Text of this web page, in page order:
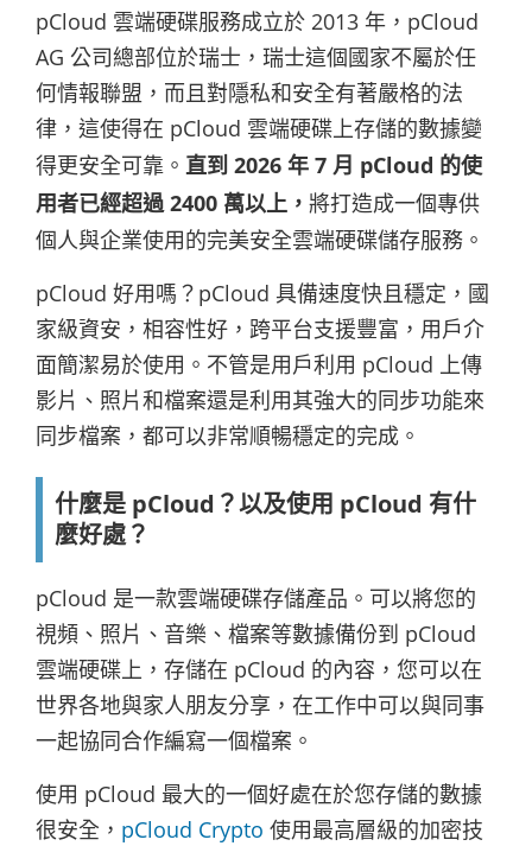
pCloud 雲端硬碟服務成立於 2013 年，pCloud
AG 公司總部位於瑞士，瑞士這個國家不屬於任
何情報聯盟，而且對隱私和安全有著嚴格的法
律，這使得在 pCloud 雲端硬碟上存儲的數據變
得更安全可靠。 直到 2026 年 7 月 pCloud 的使
用者已經超過 2400 萬以上， 將打造成一個專供
個人與企業使用的完美安全雲端硬碟儲存服務。
pCloud 好用嗎？pCloud 具備速度快且穩定，國
家級資安，相容性好，跨平台支援豐富，用戶介
面簡潔易於使用。不管是用戶利用 pCloud 上傳
影片、照片和檔案還是利用其強大的同步功能來
同步檔案，都可以非常順暢穩定的完成。
什麼是 pCloud？以及使用 pCloud 有什
麼好處？
pCloud 是一款雲端硬碟存儲產品。可以將您的
視頻、照片、音樂、檔案等數據備份到 pCloud
雲端硬碟上，存儲在 pCloud 的內容，您可以在
世界各地與家人朋友分享，在工作中可以與同事
一起協同合作編寫一個檔案。
使用 pCloud 最大的一個好處在於您存儲的數據
很安全， pCloud Crypto 使用最高層級的加密技